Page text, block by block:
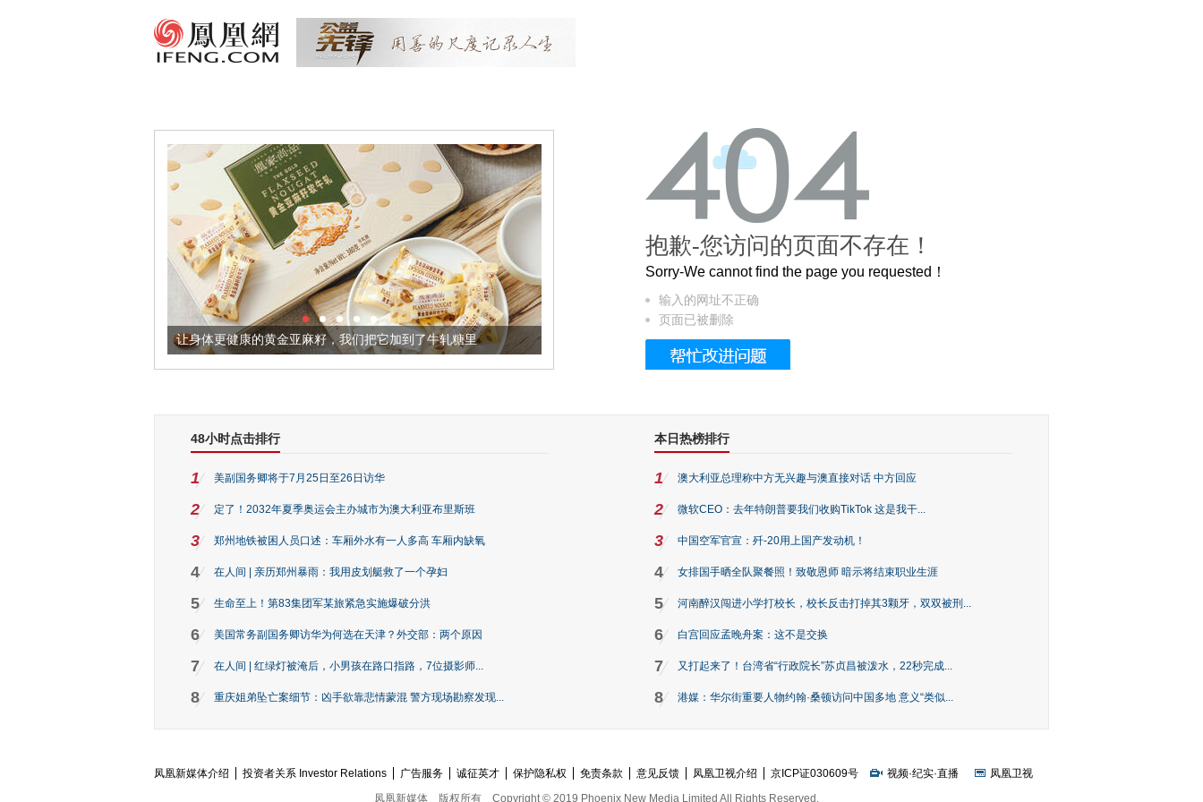
让身体更健康的黄金亚麻籽，我们把它加到了牛轧糖里 被列入佛家七宝的它到底有多美？
抱歉-您访问的页面不存在！
Sorry-We cannot find the page you requested！
输入的网址不正确
页面已被删除
48小时点击排行
1 美副国务卿将于7月25日至26日访华
2 定了！2032年夏季奥运会主办城市为澳大利亚布里斯班
3 郑州地铁被困人员口述：车厢外水有一人多高 车厢内缺氧
4 在人间 | 亲历郑州暴雨：我用皮划艇救了一个孕妇
5 生命至上！第83集团军某旅紧急实施爆破分洪
6 美国常务副国务卿访华为何选在天津？外交部：两个原因
7 在人间 | 红绿灯被淹后，小男孩在路口指路，7位摄影师...
8 重庆姐弟坠亡案细节：凶手欲靠悲情蒙混 警方现场勘察发现...
本日热榜排行
1 澳大利亚总理称中方无兴趣与澳直接对话 中方回应
2 微软CEO：去年特朗普要我们收购TikTok 这是我干...
3 中国空军官宣：歼-20用上国产发动机！
4 女排国手晒全队聚餐照！致敬恩师 暗示将结束职业生涯
5 河南醉汉闯进小学打校长，校长反击打掉其3颗牙，双双被刑...
6 白宫回应孟晚舟案：这不是交换
7 又打起来了！台湾省“行政院长”苏贞昌被泼水，22秒完成...
8 港媒：华尔街重要人物约翰·桑顿访问中国多地 意义“类似...
凤凰新媒体介绍 投资者关系 Investor Relations 广告服务 诚征英才 保护隐私权 免责条款 意见反馈 凤凰卫视介绍 京ICP证030609号 视频·纪实·直播
凤凰卫视
凤凰新媒体
版权所有 Copyright © 2019 Phoenix New Media Limited All Rights Reserved.